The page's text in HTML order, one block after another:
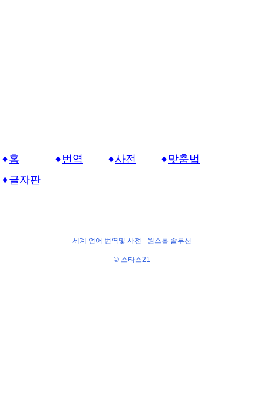
홈 번역 사전
맞춤법
글자판
세계 언어 번역및 사전 - 원스톱 솔루션
© 스타스21